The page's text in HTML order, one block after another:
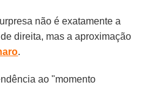
não é exatamente a
direita, mas a aproximação
.
ao "momento